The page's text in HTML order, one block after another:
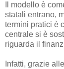
Il modello è
statali entrano,
termini pratici è
centrale si è
riguarda il
Infatti, grazie